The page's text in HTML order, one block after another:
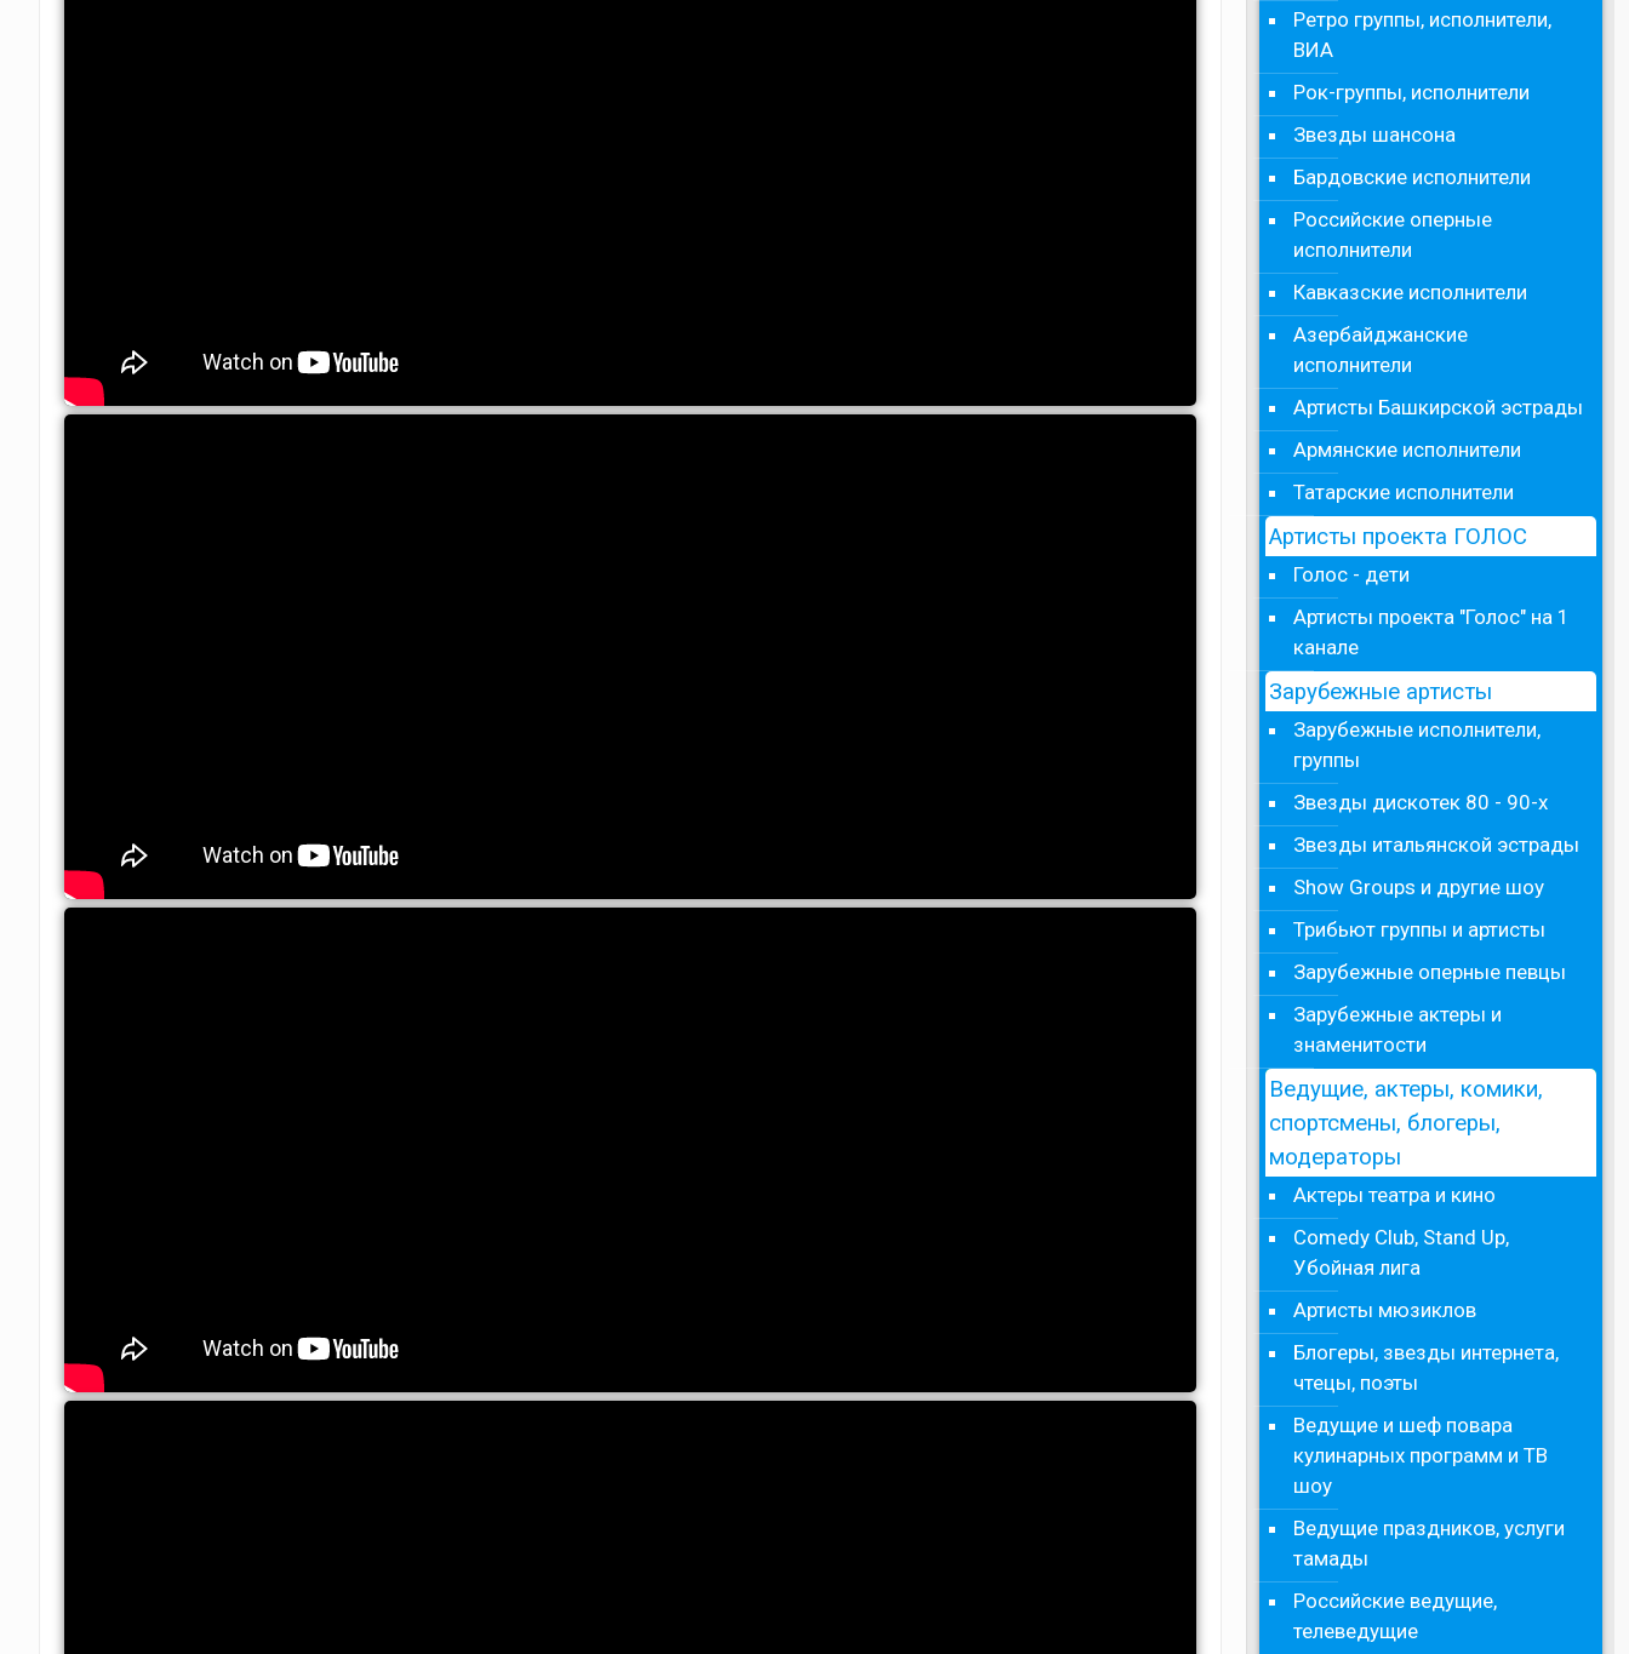
Ретро группы, исполнители,
ВИА
Рок-группы, исполнители
Звезды шансона
Бардовские исполнители
Российские оперные
исполнители
Кавказские исполнители
Азербайджанские
исполнители
Артисты Башкирской эстрады
Армянские исполнители
Татарские исполнители
Артисты проекта ГОЛОС
Голос - дети
Артисты проекта "Голос" на 1
канале
Зарубежные артисты
Зарубежные исполнители,
группы
Звезды дискотек 80 - 90-х
Звезды итальянской эстрады
Show Groups и другие шоу
Трибьют группы и артисты
Зарубежные оперные певцы
Зарубежные актеры и
знаменитости
Ведущие, актеры, комики,
спортсмены, блогеры,
модераторы
Актеры театра и кино
Comedy Club, Stand Up,
Убойная лига
Артисты мюзиклов
Блогеры, звезды интернета,
чтецы, поэты
Ведущие и шеф повара
кулинарных программ и ТВ
шоу
Ведущие праздников, услуги
тамады
Российские ведущие,
телеведущие